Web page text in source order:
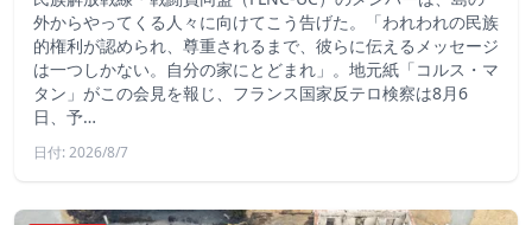
外からやってくる人々に向けてこう告げた。「われわれの民族
的権利が認められ、尊重されるまで、彼らに伝えるメッセージ
は一つしかない。自分の家にとどまれ」。地元紙「コルス・マ
タン」がこの会見を報じ、フランス国家反テロ検察は8月6
日、予…
日付: 2026/8/7